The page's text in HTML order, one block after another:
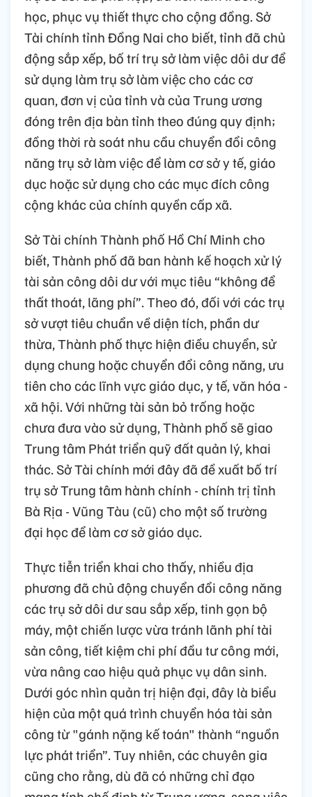
học, phục vụ thiết thực cho cộng đồng. Sở
Tài chính tỉnh Đồng Nai cho biết, tỉnh đã chủ
động sắp xếp, bố trí trụ sở làm việc dôi dư để
sử dụng làm trụ sở làm việc cho các cơ
quan, đơn vị của tỉnh và của Trung ương
đóng trên địa bàn tỉnh theo đúng quy định;
đồng thời rà soát nhu cầu chuyển đổi công
năng trụ sở làm việc để làm cơ sở y tế, giáo
dục hoặc sử dụng cho các mục đích công
cộng khác của chính quyền cấp xã.
Sở Tài chính Thành phố Hồ Chí Minh cho
biết, Thành phố đã ban hành kế hoạch xử lý
tài sản công dôi dư với mục tiêu “không để
thất thoát, lãng phí”. Theo đó, đối với các trụ
sở vượt tiêu chuẩn về diện tích, phần dư
thừa, Thành phố thực hiện điều chuyển, sử
dụng chung hoặc chuyển đổi công năng, ưu
tiên cho các lĩnh vực giáo dục, y tế, văn hóa -
xã hội. Với những tài sản bỏ trống hoặc
chưa đưa vào sử dụng, Thành phố sẽ giao
Trung tâm Phát triển quỹ đất quản lý, khai
thác. Sở Tài chính mới đây đã đề xuất bố trí
trụ sở Trung tâm hành chính - chính trị tỉnh
Bà Rịa - Vũng Tàu (cũ) cho một số trường
đại học để làm cơ sở giáo dục.
Thực tiễn triển khai cho thấy, nhiều địa
phương đã chủ động chuyển đổi công năng
các trụ sở dôi dư sau sắp xếp, tinh gọn bộ
máy, một chiến lược vừa tránh lãnh phí tài
sản công, tiết kiệm chi phí đầu tư công mới,
vừa nâng cao hiệu quả phục vụ dân sinh.
Dưới góc nhìn quản trị hiện đại, đây là biểu
hiện của một quá trình chuyển hóa tài sản
công từ "gánh nặng kế toán" thành “nguồn
lực phát triển”. Tuy nhiên, các chuyên gia
cũng cho rằng, dù đã có những chỉ đạo